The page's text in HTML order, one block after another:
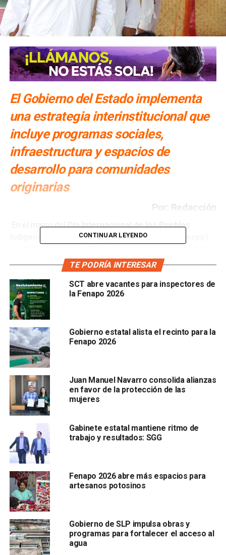
El Gobierno del Estado implementa
una estrategia interinstitucional que
incluye programas sociales,
infraestructura y espacios de
desarrollo para comunidades
originarias
Por: Redacción
En el marco delDía Internacional de los Pueblos
Consejo Estatal de Población (Coespo)
comunidades originariashan sido beneficiadas con una
inversión histórica en programas sociales,
infraestructura, créditos, empleos y espacios de
comercialización, como parte de la política de atención
social impulsada por el Gobernador
Cardona.
La estrategia, ejecutada de manera
interinstitucional
históricasy promover el desarrollo integral de la
población indígena en todo el territorio potosino.
Entre las acciones destacadas se encuentran la
Indígena para la Actualización del Programa Parcial
de Conservación y Desarrollo Urbano del Centro
Histórico de San Luis Potosí
, laConsulta a Personas con Discapacidad y las
sesiones del
Consejo Consultivo Indígena 2022-2025
CONTINUAR LEYENDO
TE PODRÍA INTERESAR
SCT abre vacantes para inspectores de
la Fenapo 2026
Gobierno estatal alista el recinto para la
Fenapo 2026
Juan Manuel Navarro consolida alianzas
en favor de la protección de las
mujeres
Gabinete estatal mantiene ritmo de
trabajo y resultados: SGG
Fenapo 2026 abre más espacios para
artesanos potosinos
Gobierno de SLP impulsa obras y
programas para fortalecer el acceso al
agua